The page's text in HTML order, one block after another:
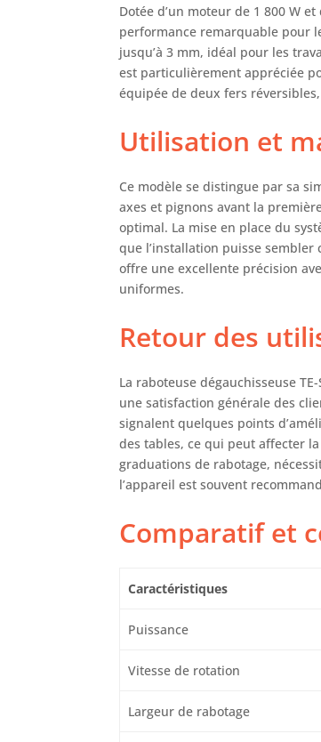
Dotée d’un moteur de 1 800 W
performance remarquable pour
jusqu’à 3 mm, idéal pour les
est particulièrement appréciée
équipée de deux fers
Utilisation et
Ce modèle se distingue par sa
axes et pignons avant la
optimal. La mise en place du
que l’installation puisse
offre une excellente précision
uniformes.
Retour des
La raboteuse dégauchisseuse
une satisfaction générale des
signalent quelques points
des tables, ce qui peut affecter
graduations de rabotage,
l’appareil est souvent
Comparatif et
Caractéristiques
Puissance
Vitesse de rotation
Largeur de rabotage